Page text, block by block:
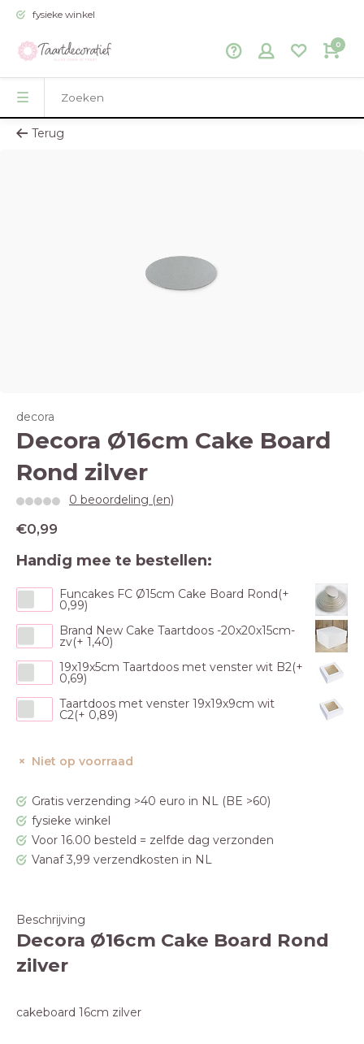
fysieke winkel
0
Terug
decora
Decora Ø16cm Cake Board
Rond zilver
0 beoordeling (en)
€0,99
Handig mee te bestellen:
Funcakes FC Ø15cm Cake Board Rond(+
0,99)
Brand New Cake Taartdoos -20x20x15cm-
zv(+ 1,40)
19x19x5cm Taartdoos met venster wit B2(+
0,69)
Taartdoos met venster 19x19x9cm wit
C2(+ 0,89)
Niet op voorraad
Gratis verzending >40 euro in NL (BE >60)
fysieke winkel
Voor 16.00 besteld = zelfde dag verzonden
Vanaf 3,99 verzendkosten in NL
Beschrijving
Decora Ø16cm Cake Board Rond
zilver
cakeboard 16cm zilver